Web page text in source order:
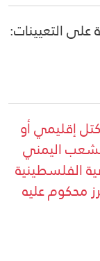
التعيينات:
إقليمي أو
اليمني
الفلسطينية
محكوم عليه